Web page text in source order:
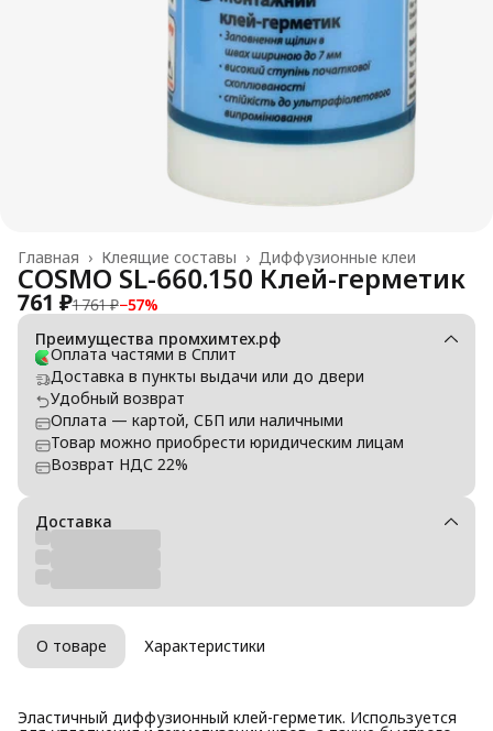
Диффузионные клеи
Клеящие составы ›
Главная ›
COSMO SL-660.150 Клей-герметик
761 ₽1 761 ₽−57%
Преимущества промхимтех.рф
Оплата частями в Сплит
Доставка в пункты выдачи или до двери
Удобный возврат
Оплата — картой, СБП или наличными
Товар можно приобрести юридическим лицам
Возврат НДС 22%
Доставка
О товаре Характеристики
Эластичный диффузионный клей-герметик. Используется